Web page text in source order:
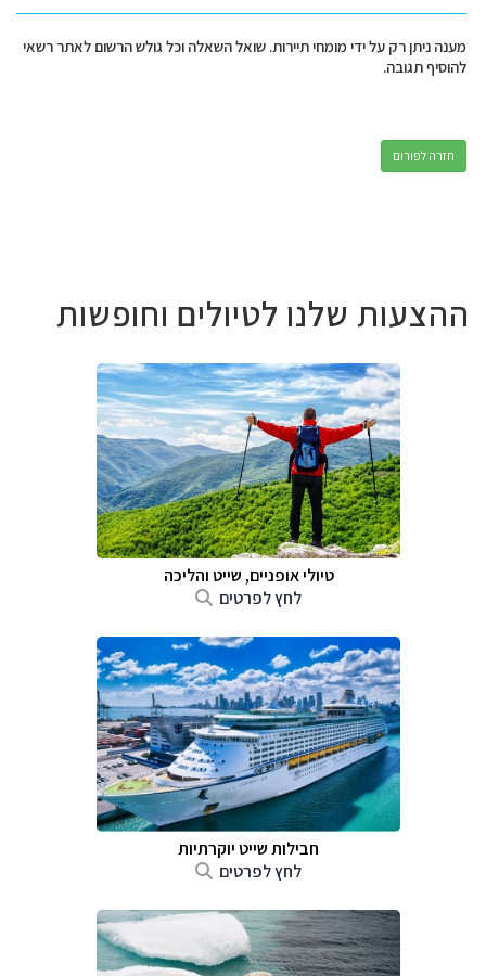
מענה ניתן רק על ידי מומחי תיירות. שואל השאלה וכל גולש הרשום לאתר רשאי
להוסיף תגובה.
חזרה לפורום
ההצעות שלנו לטיולים וחופשות
טיולי אופניים, שייט והליכה
לחץ לפרטים
חבילות שייט יוקרתיות
לחץ לפרטים